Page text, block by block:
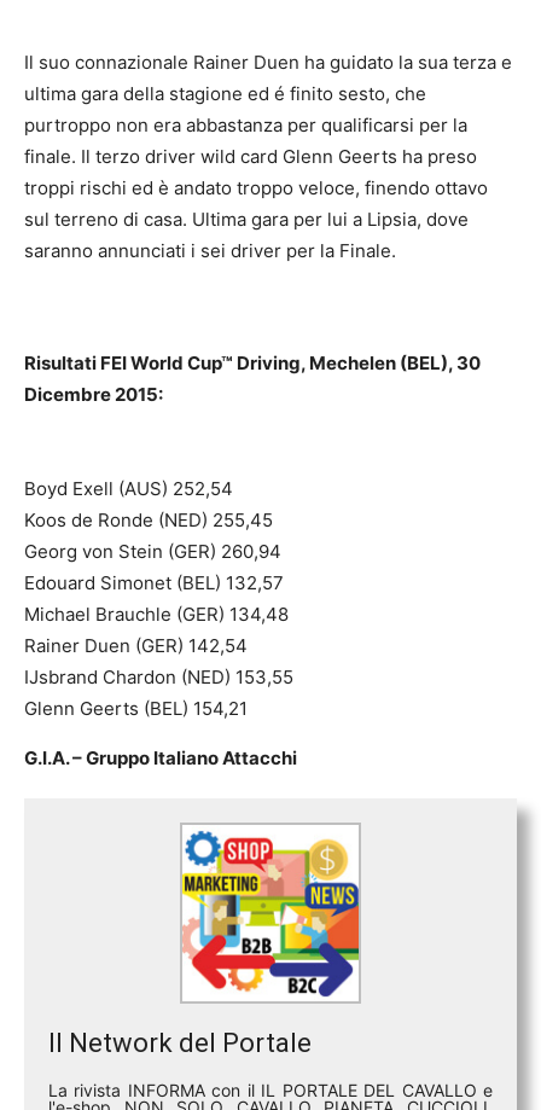
Il suo connazionale Rainer Duen ha guidato la sua terza e
ultima gara della stagione ed é finito sesto, che
purtroppo non era abbastanza per qualificarsi per la
finale. Il terzo driver wild card Glenn Geerts ha preso
troppi rischi ed è andato troppo veloce, finendo ottavo
sul terreno di casa. Ultima gara per lui a Lipsia, dove
saranno annunciati i sei driver per la Finale.
Risultati FEI World Cup™ Driving, Mechelen (BEL), 30
Dicembre 2015:
Boyd Exell (AUS) 252,54
Koos de Ronde (NED) 255,45
Georg von Stein (GER) 260,94
Edouard Simonet (BEL) 132,57
Michael Brauchle (GER) 134,48
Rainer Duen (GER) 142,54
IJsbrand Chardon (NED) 153,55
Glenn Geerts (BEL) 154,21
G.I.A. – Gruppo Italiano Attacchi
Il Network del Portale
La rivista INFORMA con il IL PORTALE DEL CAVALLO e